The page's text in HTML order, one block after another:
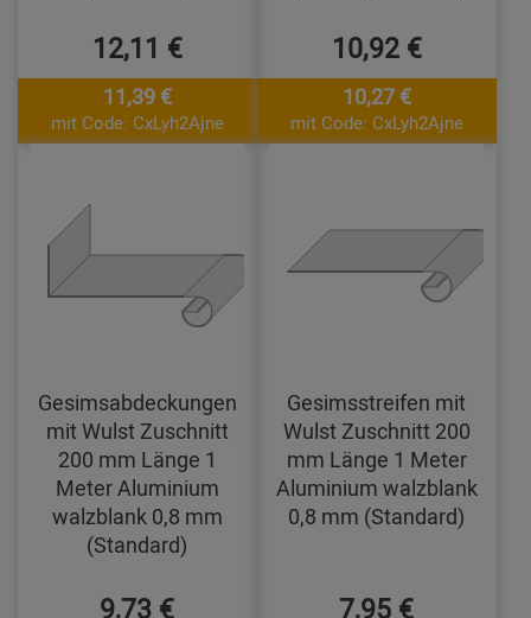
12,11 €
11,39 €
mit Code: CxLyh2Ajne
10,92 €
10,27 €
mit Code: CxLyh2Ajne
Gesimsabdeckungen
mit Wulst Zuschnitt
200 mm Länge 1
Meter Aluminium
walzblank 0,8 mm
(Standard)
9,73 €
Gesimsstreifen mit
Wulst Zuschnitt 200
mm Länge 1 Meter
Aluminium walzblank
0,8 mm (Standard)
7,95 €